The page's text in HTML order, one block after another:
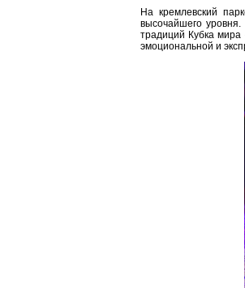
На кремлевский
высочайшего
традиций Кубка мира
эмоциональной и